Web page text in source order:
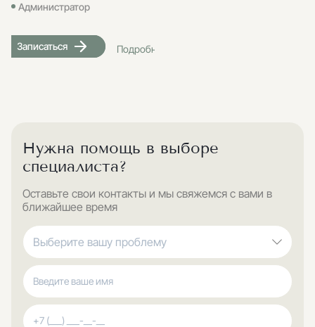
Администратор
Записаться Подробнее
Нужна помощь в выборе
специалиста?
Оставьте свои контакты и мы свяжемся с вами в
ближайшее время
Выберите вашу проблему